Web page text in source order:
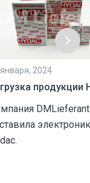
2024
продукции
DMLieferant